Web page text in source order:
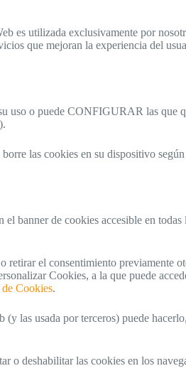
es utilizada exclusivamente por
que mejoran la experiencia del
o puede CONFIGURAR las que
las cookies en su dispositivo
banner de cookies accesible en
el consentimiento previamente
Cookies, a la que puede
Cookies.
las usada por terceros) puede
o deshabilitar las cookies en los